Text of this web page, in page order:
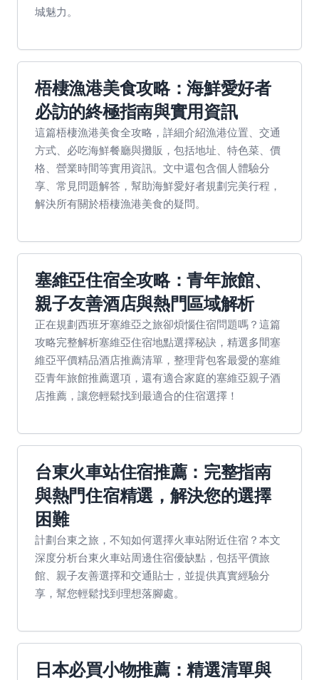
城魅力。
梧棲漁港美食攻略：海鮮愛好者
必訪的終極指南與實用資訊
這篇梧棲漁港美食全攻略，詳細介紹漁港位置、交通
方式、必吃海鮮餐廳與攤販，包括地址、特色菜、價
格、營業時間等實用資訊。文中還包含個人體驗分
享、常見問題解答，幫助海鮮愛好者規劃完美行程，
解決所有關於梧棲漁港美食的疑問。
塞維亞住宿全攻略：青年旅館、
親子友善酒店與熱門區域解析
正在規劃西班牙塞維亞之旅卻煩惱住宿問題嗎？這篇
攻略完整解析塞維亞住宿地點選擇秘訣，精選多間塞
維亞平價精品酒店推薦清單，整理背包客最愛的塞維
亞青年旅館推薦選項，還有適合家庭的塞維亞親子酒
店推薦，讓您輕鬆找到最適合的住宿選擇！
台東火車站住宿推薦：完整指南
與熱門住宿精選，解決您的選擇
困難
計劃台東之旅，不知如何選擇火車站附近住宿？本文
深度分析台東火車站周邊住宿優缺點，包括平價旅
館、親子友善選擇和交通貼士，並提供真實經驗分
享，幫您輕鬆找到理想落腳處。
日本必買小物推薦：精選清單與